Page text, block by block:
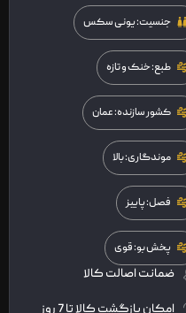
جنسیت: یونی سکس
طبع: خنک و تازه
کشور سازنده: عمان
موندگاری: بالا
فصل: پاییز
پخش بو: قوی
ضمانت اصالت کالا
امکان بازگشت کالا تا 7 روز